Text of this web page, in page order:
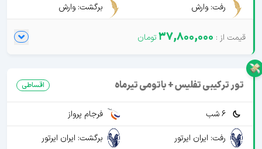
رفت: وارش برگشت: وارش
37,800,000
تور ترکیبی تفلیس + باتومی تیرماه اقساطی
6 شب
فرجام پرواز
رفت: ایران ایرتور
برگشت: ایران ایرتور